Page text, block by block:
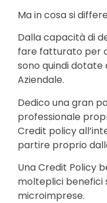
Ma in cosa si
Dalla capacità di
fare fatturato per
sono quindi dotate
Aziendale.
Dedico una gran
professionale
Credit policy
partire proprio
Una Credit Policy
molteplici
microimprese.